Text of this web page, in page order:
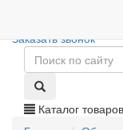
+7 (495)
Заказать звонок
Каталог товаров